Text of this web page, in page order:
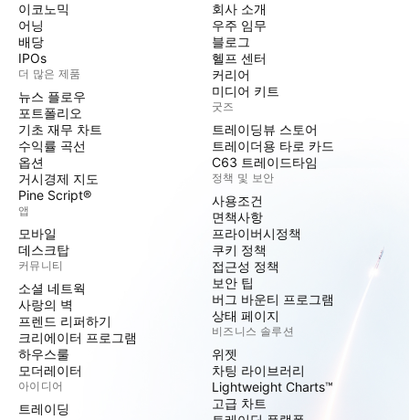
이코노믹
어닝
배당
IPOs
더 많은 제품
뉴스 플로우
포트폴리오
기초 재무 차트
수익률 곡선
옵션
거시경제 지도
Pine Script®
앱
모바일
데스크탑
커뮤니티
소셜 네트웍
사랑의 벽
프렌드 리퍼하기
크리에이터 프로그램
하우스룰
모더레이터
아이디어
트레이딩
회사 소개
우주 임무
블로그
헬프 센터
커리어
미디어 키트
굿즈
트레이딩뷰 스토어
트레이더용 타로 카드
C63 트레이드타임
정책 및 보안
사용조건
면책사항
프라이버시정책
쿠키 정책
접근성 정책
보안 팁
버그 바운티 프로그램
상태 페이지
비즈니스 솔루션
위젯
차팅 라이브러리
Lightweight Charts™
고급 차트